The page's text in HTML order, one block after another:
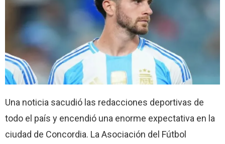
Una noticia sacudió las redacciones deportivas de
todo el país y encendió una enorme expectativa en la
ciudad de Concordia. La Asociación del Fútbol